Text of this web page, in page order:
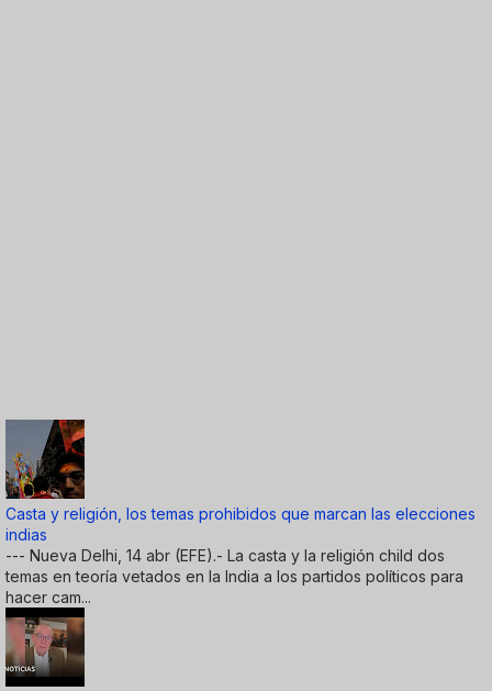
Casta y religión, los temas prohibidos que marcan las elecciones
indias
--- Nueva Delhi, 14 abr (EFE).- La casta y la religión child dos
temas en teoría vetados en la India a los partidos políticos para
hacer cam...